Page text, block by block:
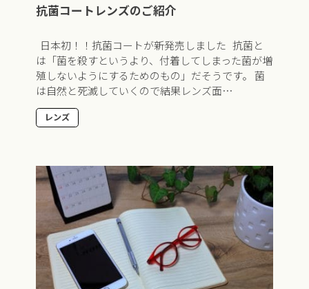
抗菌コートレンズのご紹介
日本初！！抗菌コートが新発売しました 抗菌と
は「菌を殺すというより、付着してしまった菌が増
殖しないようにするためのもの」だそうです。 菌
は自然と死滅していくので結果レンズ面…
レンズ